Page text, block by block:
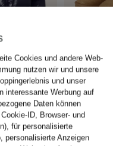
LAUREN
UGG
Boots
MINI
CHF 109
Cookies und andere Web-
nutzen wir und unsere
und unser
interessante Werbung auf
Daten können
ID, Browser- und
für personalisierte
personalisierte Anzeigen